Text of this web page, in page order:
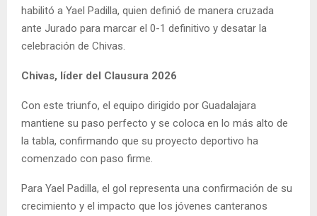
habilitó a Yael Padilla, quien definió de manera cruzada
ante Jurado para marcar el 0-1 definitivo y desatar la
celebración de Chivas.
Chivas, líder del Clausura 2026
Con este triunfo, el equipo dirigido por Guadalajara
mantiene su paso perfecto y se coloca en lo más alto de
la tabla, confirmando que su proyecto deportivo ha
comenzado con paso firme.
Para Yael Padilla, el gol representa una confirmación de su
crecimiento y el impacto que los jóvenes canteranos